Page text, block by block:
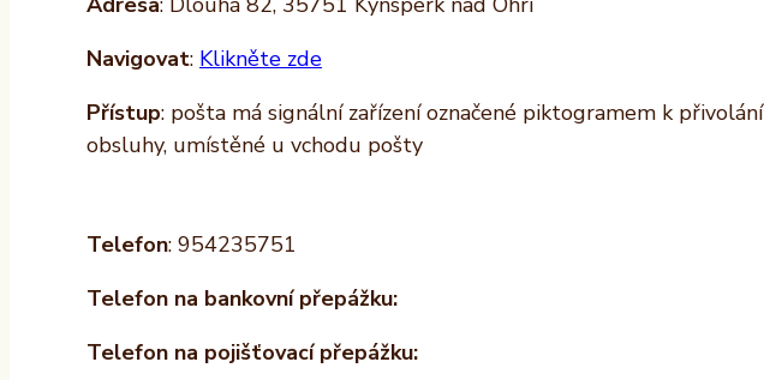
Navigovat: Klikněte zde
Přístup: pošta má signální zařízení označené piktogramem k přivolání
obsluhy, umístěné u vchodu pošty
Telefon: 954235751
Telefon na bankovní přepážku:
Telefon na pojišťovací přepážku: